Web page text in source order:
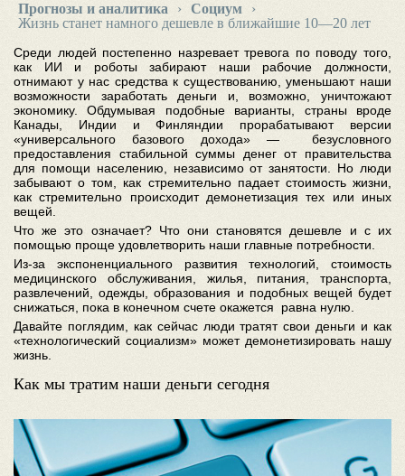
Прогнозы и аналитика › Социум
›
Жизнь станет намного дешевле в ближайшие 10—20 лет
Среди людей постепенно назревает тревога по поводу того,
как ИИ и роботы забирают наши рабочие должности,
отнимают у нас средства к существованию, уменьшают наши
возможности заработать деньги и, возможно, уничтожают
экономику. Обдумывая подобные варианты, страны вроде
Канады, Индии и Финляндии прорабатывают версии
«универсального базового дохода» — безусловного
предоставления стабильной суммы денег от правительства
для помощи населению, независимо от занятости. Но люди
забывают о том, как стремительно падает стоимость жизни,
как стремительно происходит демонетизация тех или иных
вещей.
Что же это означает? Что они становятся дешевле и с их
помощью проще удовлетворить наши главные потребности.
Из-за экспоненциального развития технологий, стоимость
медицинского обслуживания, жилья, питания, транспорта,
развлечений, одежды, образования и подобных вещей будет
снижаться, пока в конечном счете окажется равна нулю.
Давайте поглядим, как сейчас люди тратят свои деньги и как
«технологический социализм» может демонетизировать нашу
жизнь.
Как мы тратим наши деньги сегодня